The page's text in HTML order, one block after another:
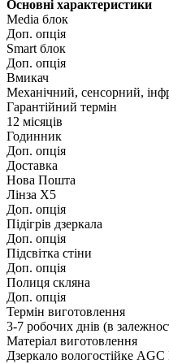
Основні характеристики
Media блок
Доп. опція
Smart блок
Доп. опція
Вмикач
Механічний, сенсорний,
Гарантійний термін
12 місяців
Годинник
Доп. опція
Доставка
Нова Пошта
Лінза Х5
Доп. опція
Підігрів дзеркала
Доп. опція
Підсвітка стіни
Доп. опція
Полиця скляна
Доп. опція
Термін виготовлення
3-7 робочих днів (в
Матеріал виготовлення
Дзеркало вологостійке AGC